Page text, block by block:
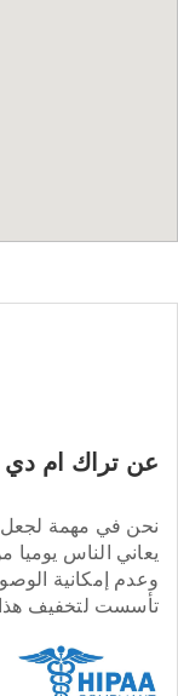
عن تراك ام دي
نحن في مهمة لجعل
يعاني الناس يوميا
وعدم إمكانية
تأسست لتخفيف هذا